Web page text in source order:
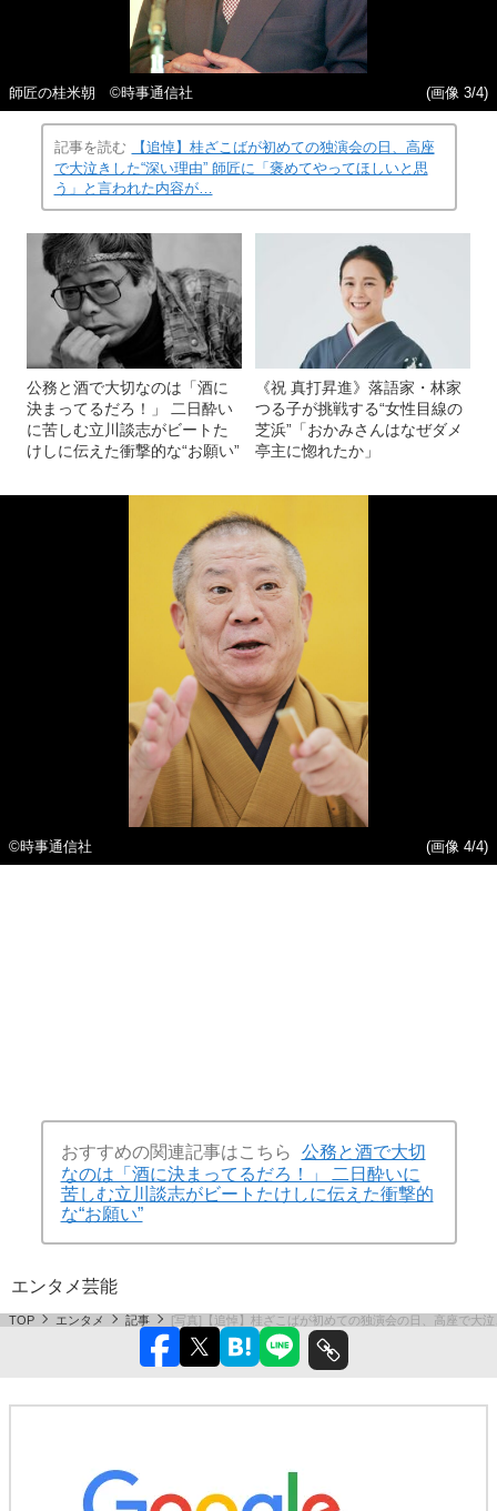
師匠の桂米朝 ©時事通信社 (画像 3/4)
記事を読む
【追悼】桂ざこばが初めての独演会の日、高座
で大泣きした“深い理由” 師匠に「褒めてやってほしいと思
う」と言われた内容が…
公務と酒で大切なのは「酒に
決まってるだろ！」 二日酔い
に苦しむ立川談志がビートた
けしに伝えた衝撃的な“お願い”
《祝 真打昇進》落語家・林家
つる子が挑戦する“女性目線の
芝浜”「おかみさんはなぜダメ
亭主に惚れたか」
©時事通信社 (画像 4/4)
おすすめの関連記事はこちら
公務と酒で大切
なのは「酒に決まってるだろ！」 二日酔いに
苦しむ立川談志がビートたけしに伝えた衝撃的
な“お願い”
エンタメ芸能
TOP エンタメ 記事 [写真]【追悼】桂ざこばが初めての独演会の日、高座で大